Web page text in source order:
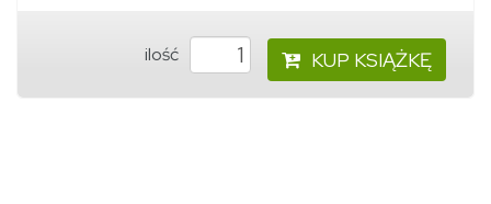
ilość KUP KSIĄŻKĘ